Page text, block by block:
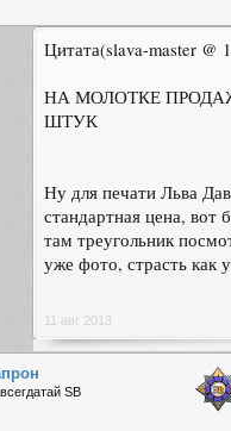
Цитата(slava-master @
НА МОЛОТКЕ
ШТУК
Ну для печати Льва
стандартная цена, вот
там треугольник
уже фото, страсть как
11 авг 2013
SB